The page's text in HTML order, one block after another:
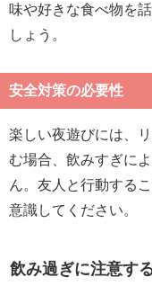
味や好きな食べ物を
しょう。
安全対策の必要性
楽しい夜遊びには、
む場合、飲みすぎに
ん。友人と行動する
意識してください。
飲み過ぎに注意す